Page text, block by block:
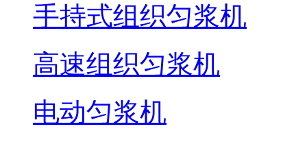
手持式组织匀浆机
高速组织匀浆机
电动匀浆机